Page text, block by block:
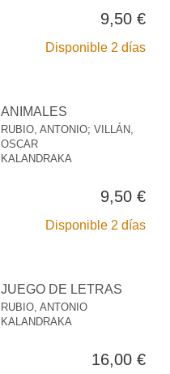
9,50 €
Disponible 2 días
ANIMALES
RUBIO, ANTONIO; VILLÁN,
OSCAR
KALANDRAKA
9,50 €
Disponible 2 días
JUEGO DE LETRAS
RUBIO, ANTONIO
KALANDRAKA
16,00 €